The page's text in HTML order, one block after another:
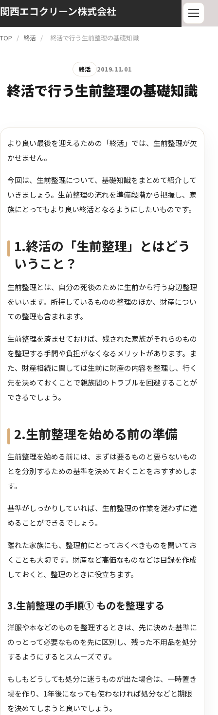
関西エコクリーン株式会社
TOP / 終活 / 終活で行う生前整理の基礎知識
終活 2019.11.01
終活で行う生前整理の基礎知識
より良い最後を迎えるための「終活」では、生前整理が欠
かせません。
今回は、生前整理について、基礎知識をまとめて紹介して
いきましょう。生前整理の流れを準備段階から把握し、家
族にとってもより良い終活となるようにしたいものです。
1.終活の「生前整理」とはどう
いうこと？
生前整理とは、自分の死後のために生前から行う身辺整理
をいいます。所持しているものの整理のほか、財産につい
ての整理も含まれます。
生前整理を済ませておけば、残された家族がそれらのもの
を整理する手間や負担がなくなるメリットがあります。ま
た、財産相続に関しては生前に財産の内容を整理し、行く
先を決めておくことで親族間のトラブルを回避することが
できるでしょう。
2.生前整理を始める前の準備
生前整理を始める前には、まずは要るものと要らないもの
とを分別するための基準を決めておくことをおすすめしま
す。
基準がしっかりしていれば、生前整理の作業を迷わずに進
めることができるでしょう。
離れた家族にも、整理前にとっておくべきものを聞いてお
くことも大切です。財産など高価なものなどは目録を作成
しておくと、整理のときに役立ちます。
3.生前整理の手順① ものを整理する
洋服や本などのものを整理するときは、先に決めた基準に
のっとって必要なものを先に区別し、残った不用品を処分
するようにするとスムーズです。
もしもどうしても処分に迷うものが出た場合は、一時置き
場を作り、1年後になっても使わなければ処分などと期限
を決めてしまうと良いでしょう。